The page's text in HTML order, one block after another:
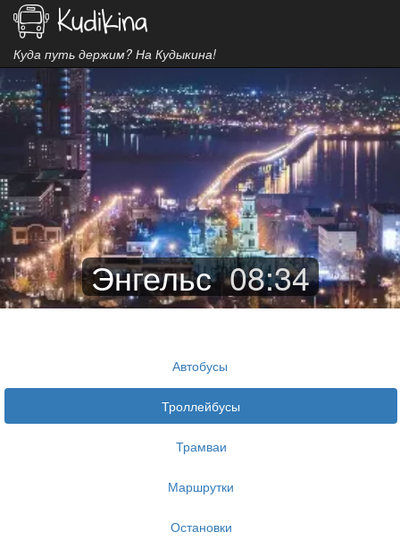
Куда путь держим? На Кудыкина!
Энгельс 08:34
Автобусы
Троллейбусы
Трамваи
Маршрутки
Остановки